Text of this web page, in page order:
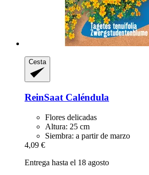
Cesta
ReinSaat Caléndula
Flores delicadas
Altura: 25 cm
Siembra: a partir de marzo
4,09 €
Entrega hasta el 18 agosto